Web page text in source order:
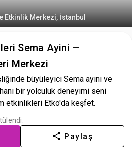
Etkinlik Merkezi, İstanbul
Sema Ayini —
Merkezi
büyüleyici Sema ayini ve
bir yolculuk deneyimi seni
etkinlikleri Etko'da keşfet.
Paylaş